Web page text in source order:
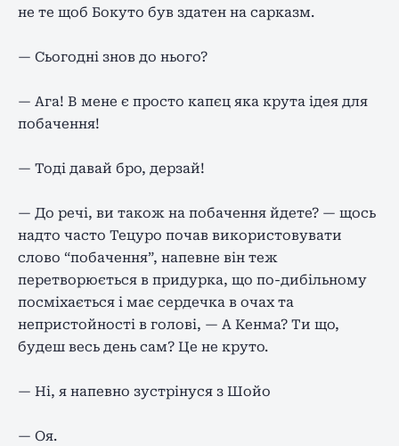
не те щоб Бокуто був здатен на сарказм.
— Сьогодні знов до нього?
— Ага! В мене є просто капєц яка крута ідея для
побачення!
— Тоді давай бро, дерзай!
— До речі, ви також на побачення йдете? — щось
надто часто Тецуро почав використовувати
слово “побачення”, напевне він теж
перетворюється в придурка, що по-дибільному
посміхається і має сердечка в очах та
непристойності в голові, — А Кенма? Ти що,
будеш весь день сам? Це не круто.
— Ні, я напевно зустрінуся з Шойо
— Оя.